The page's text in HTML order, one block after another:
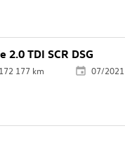
TDI SCR DSG
172 177 km
07/2021